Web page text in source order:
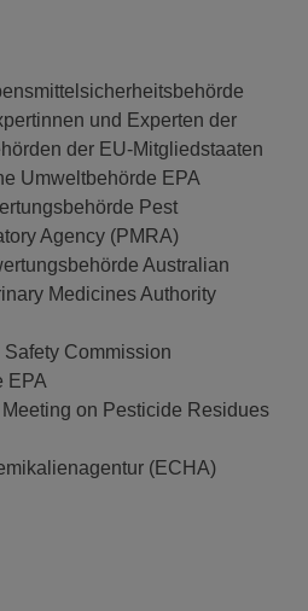
und Experten der
der EU-Mitgliedstaaten
Umweltbehörde EPA
Pest
Agency (PMRA)
Australian
Medicines Authority
Commission
EPA
on Pesticide Residues
(ECHA)